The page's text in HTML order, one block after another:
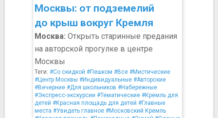
Москвы: от подземелий
до крыш вокруг Кремля
Москва: Открыть старинные предания
на авторской прогулке в центре
Москвы
Теги: #Со скидкой #Пешком #Все #Мистические
#Центр Москвы #Индивидуальные #Авторские
#Вечерние #Для школьников #Набережные
#Экспресс-экскурсии #Тематические #Кремль для
детей #Красная площадь для детей #Главные
места #Увидеть главное #Московский Кремль